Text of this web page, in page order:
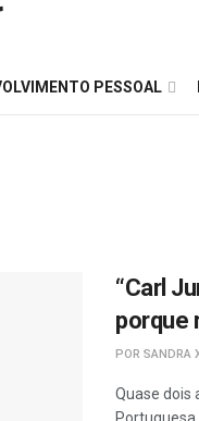
PESSOAL
“Carl
porque
POR SANDRA
Quase dois